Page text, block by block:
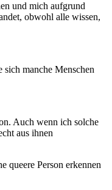
und mich aufgrund
obwohl alle wissen,
manche Menschen
Auch wenn ich solche
aus ihnen
queere Person erkennen